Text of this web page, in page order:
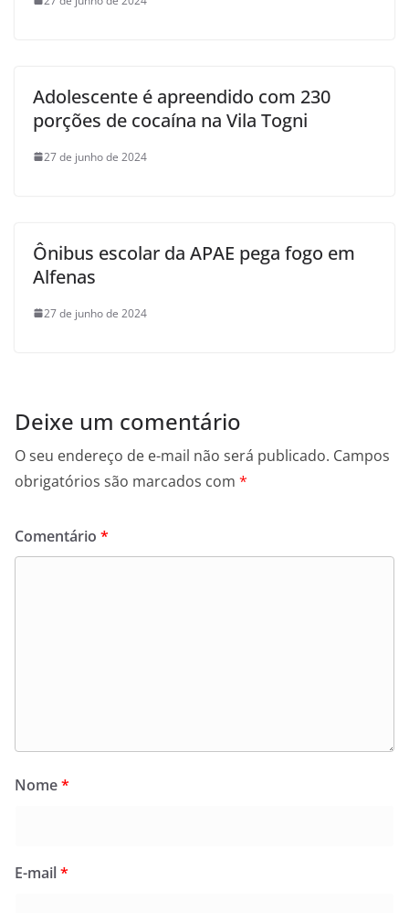
Adolescente é apreendido com 230
porções de cocaína na Vila Togni
27 de junho de 2024
Ônibus escolar da APAE pega fogo em
Alfenas
27 de junho de 2024
Deixe um comentário
O seu endereço de e-mail não será publicado. Campos
obrigatórios são marcados com *
Comentário *
Nome*
E-mail*